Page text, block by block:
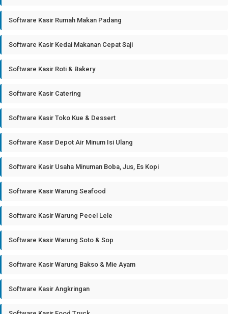
Software Kasir Rumah Makan Padang
Software Kasir Kedai Makanan Cepat Saji
Software Kasir Roti & Bakery
Software Kasir Catering
Software Kasir Toko Kue & Dessert
Software Kasir Depot Air Minum Isi Ulang
Software Kasir Usaha Minuman Boba, Jus, Es Kopi
Software Kasir Warung Seafood
Software Kasir Warung Pecel Lele
Software Kasir Warung Soto & Sop
Software Kasir Warung Bakso & Mie Ayam
Software Kasir Angkringan